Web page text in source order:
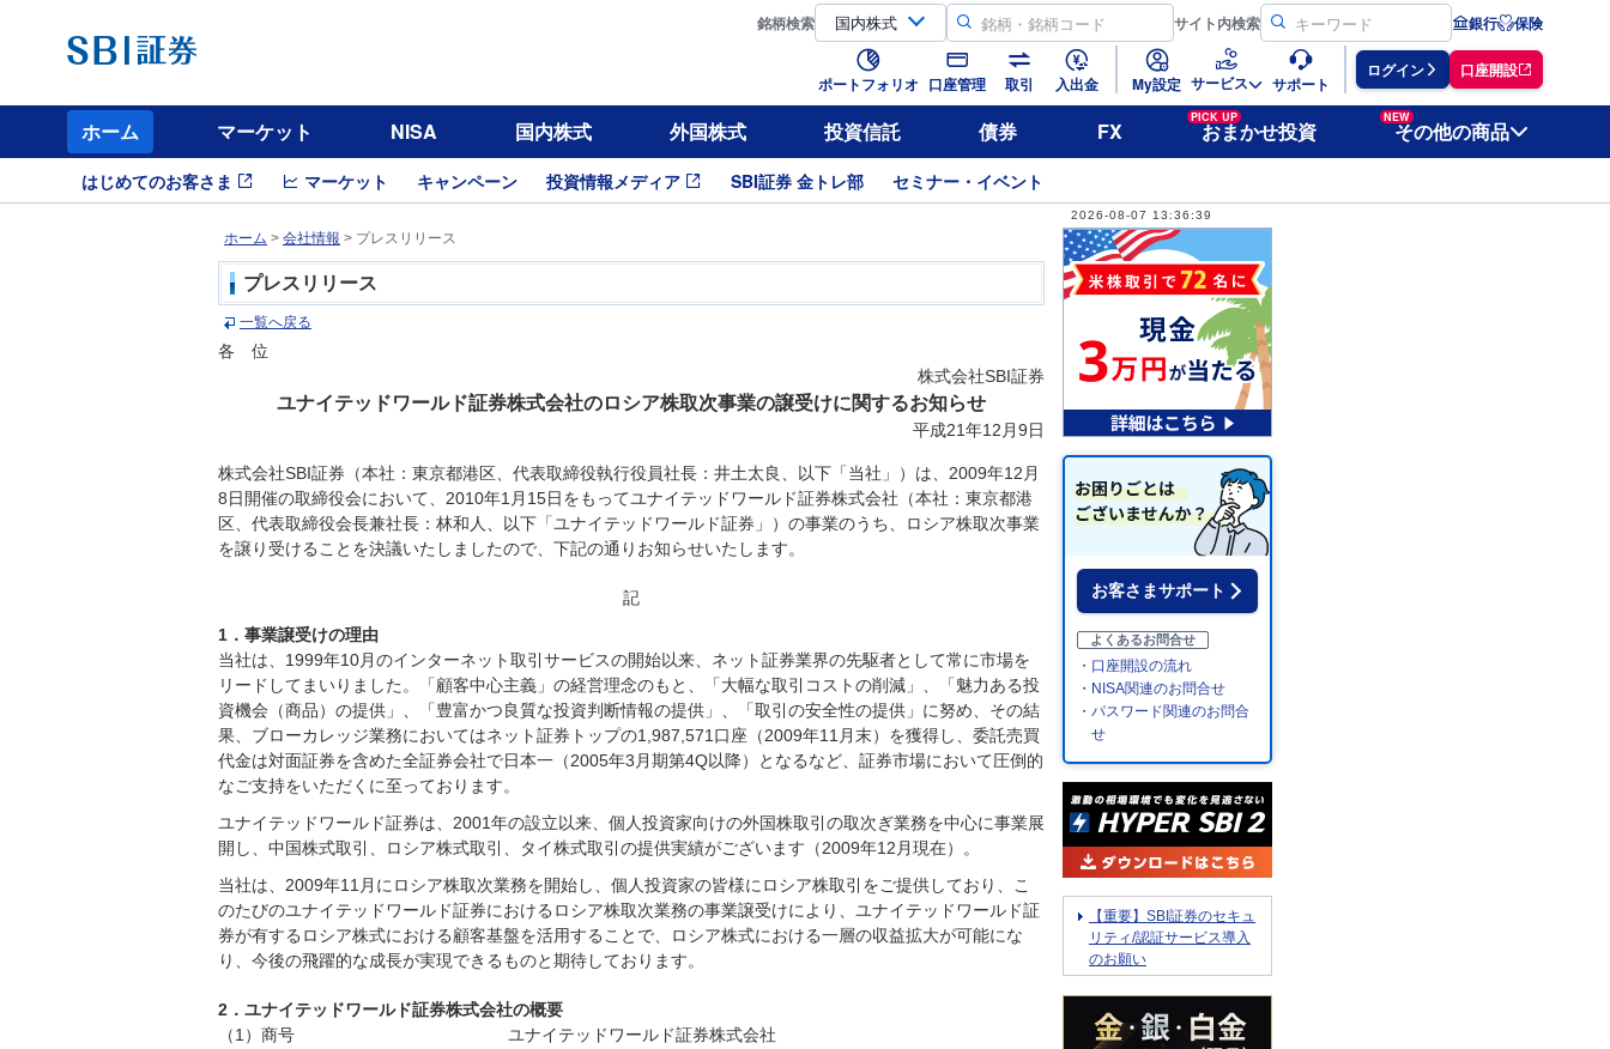
銘柄検索 サイト内検索 銀行 保険
ポートフォリオ 口座管理 取引 入出金 My設定 サービス サポート
ログイン 口座開設
ホーム マーケット NISA 国内株式 外国株式 投資信託 債券 FX
PICK UP
おまかせ投資
NEW
その他の商品
はじめてのお客さま マーケット キャンペーン 投資情報メディア SBI証券 金トレ部 セミナー・イベント
2026-08-07 13:36:39
ホーム > 会社情報 > プレスリリース
プレスリリース
一覧へ戻る
各 位
株式会社SBI証券
ユナイテッドワールド証券株式会社のロシア株取次事業の譲受けに関するお知らせ
平成21年12月9日
株式会社SBI証券（本社：東京都港区、代表取締役執行役員社長：井土太良、以下「当社」）は、2009年12月
8日開催の取締役会において、2010年1月15日をもってユナイテッドワールド証券株式会社（本社：東京都港
区、代表取締役会長兼社長：林和人、以下「ユナイテッドワールド証券」）の事業のうち、ロシア株取次事業
を譲り受けることを決議いたしましたので、下記の通りお知らせいたします。
記
1．事業譲受けの理由
当社は、1999年10月のインターネット取引サービスの開始以来、ネット証券業界の先駆者として常に市場を
リードしてまいりました。「顧客中心主義」の経営理念のもと、「大幅な取引コストの削減」、「魅力ある投
資機会（商品）の提供」、「豊富かつ良質な投資判断情報の提供」、「取引の安全性の提供」に努め、その結
果、ブローカレッジ業務においてはネット証券トップの1,987,571口座（2009年11月末）を獲得し、委託売買
代金は対面証券を含めた全証券会社で日本一（2005年3月期第4Q以降）となるなど、証券市場において圧倒的
なご支持をいただくに至っております。
ユナイテッドワールド証券は、2001年の設立以来、個人投資家向けの外国株取引の取次ぎ業務を中心に事業展
開し、中国株式取引、ロシア株式取引、タイ株式取引の提供実績がございます（2009年12月現在）。
当社は、2009年11月にロシア株取次業務を開始し、個人投資家の皆様にロシア株取引をご提供しており、こ
のたびのユナイテッドワールド証券におけるロシア株取次業務の事業譲受けにより、ユナイテッドワールド証
券が有するロシア株式における顧客基盤を活用することで、ロシア株式における一層の収益拡大が可能にな
り、今後の飛躍的な成長が実現できるものと期待しております。
2．ユナイテッドワールド証券株式会社の概要
（1）商号
ユナイテッドワールド証券株式会社
お客さまサポート
よくあるお問合せ
・口座開設の流れ
・NISA関連のお問合せ
・パスワード関連のお問合
せ
【重要】SBI証券のセキュ
リティ/認証サービス導入
のお願い